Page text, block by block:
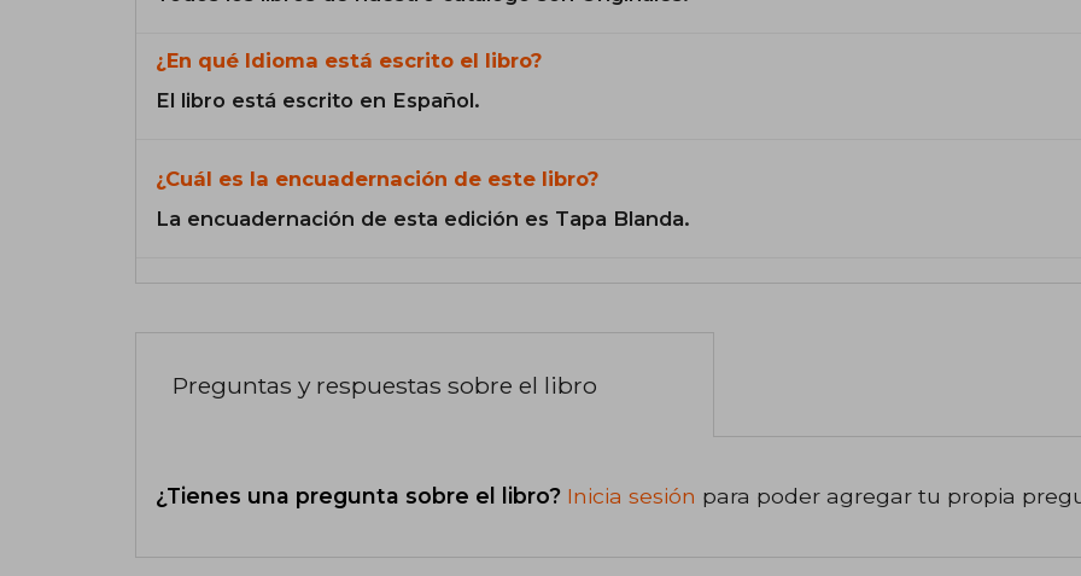
¿En qué Idioma está escrito el libro?
El libro está escrito en Español.
¿Cuál es la encuadernación de este libro?
La encuadernación de esta edición es Tapa Blanda.
Preguntas y respuestas sobre el libro
¿Tienes una pregunta sobre el libro? Inicia sesión para poder agregar tu propia